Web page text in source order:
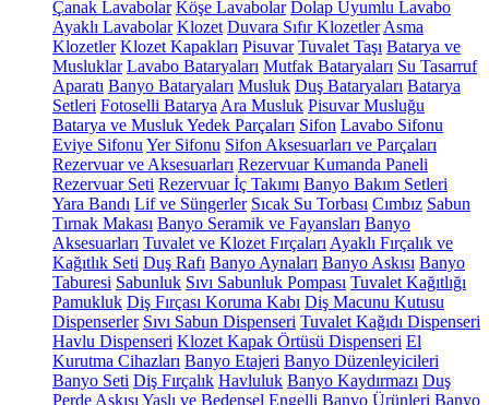
Çanak Lavabolar Köşe Lavabolar Dolap Uyumlu Lavabo
Ayaklı Lavabolar Klozet Duvara Sıfır Klozetler Asma
Klozetler Klozet Kapakları Pisuvar Tuvalet Taşı Batarya ve
Musluklar Lavabo Bataryaları Mutfak Bataryaları Su Tasarruf
Aparatı Banyo Bataryaları Musluk Duş Bataryaları Batarya
Setleri Fotoselli Batarya Ara Musluk Pisuvar Musluğu
Batarya ve Musluk Yedek Parçaları Sifon Lavabo Sifonu
Eviye Sifonu Yer Sifonu Sifon Aksesuarları ve Parçaları
Rezervuar ve Aksesuarları Rezervuar Kumanda Paneli
Rezervuar Seti Rezervuar İç Takımı Banyo Bakım Setleri
Yara Bandı Lif ve Süngerler Sıcak Su Torbası Cımbız Sabun
Tırnak Makası Banyo Seramik ve Fayansları Banyo
Aksesuarları Tuvalet ve Klozet Fırçaları Ayaklı Fırçalık ve
Kağıtlık Seti Duş Rafı Banyo Aynaları Banyo Askısı Banyo
Taburesi Sabunluk Sıvı Sabunluk Pompası Tuvalet Kağıtlığı
Pamukluk Diş Fırçası Koruma Kabı Diş Macunu Kutusu
Dispenserler Sıvı Sabun Dispenseri Tuvalet Kağıdı Dispenseri
Havlu Dispenseri Klozet Kapak Örtüsü Dispenseri El
Kurutma Cihazları Banyo Etajeri Banyo Düzenleyicileri
Banyo Seti Diş Fırçalık Havluluk Banyo Kaydırmazı Duş
Perde Askısı Yaşlı ve Bedensel Engelli Banyo Ürünleri Banyo